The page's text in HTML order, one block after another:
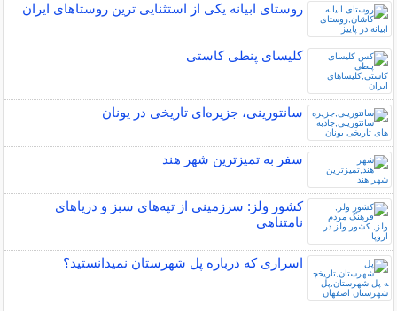
روستای ابیانه یکی از استثنایی ‏ترین روستاهای ایران
کلیسای پنطی کاستی
سانتورینی، جزیره‌ای تاریخی در یونان
سفر به تمیزترین شهر هند
کشور ولز: سرزمینی از تپه‌های سبز و دریاهای
نامتناهی
اسراری که درباره پل شهرستان نمیدانستید؟